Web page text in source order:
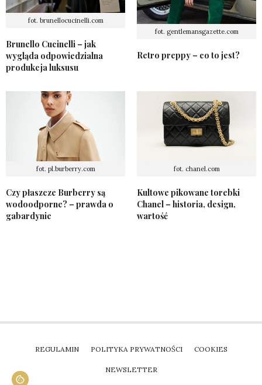
fot. brunellocucinelli.com
Brunello Cucinelli – jak
wygląda odpowiedzialna
produkcja luksusu
fot. gentlemansgazette.com
Retro preppy – co to jest?
fot. pl.burberry.com
Czy płaszcze Burberry są
wodoodporne? – prawda o
gabardynie
fot. chanel.com
Kultowe pikowane torebki
Chanel – historia, design,
wartość
REGULAMIN POLITYKA PRYWATNOŚCI COOKIES
NEWSLETTER